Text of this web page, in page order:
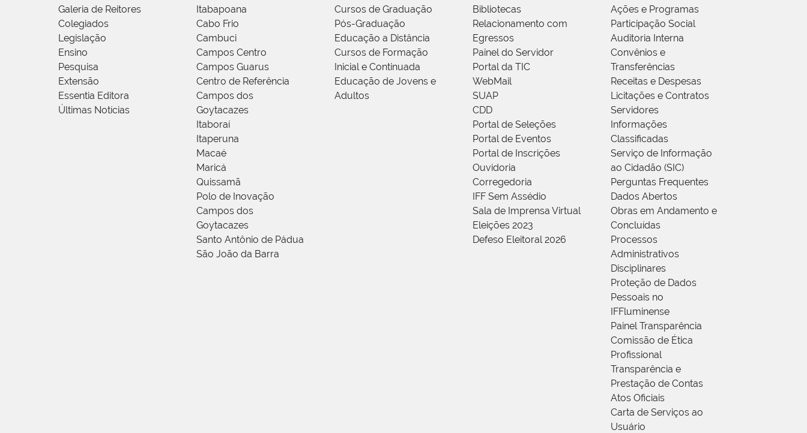
Galeria de Reitores
Colegiados
Legislação
Ensino
Pesquisa
Extensão
Essentia Editora
Últimas Notícias
Itabapoana
Cabo Frio
Cambuci
Campos Centro
Campos Guarus
Centro de Referência
Campos dos
Goytacazes
Itaboraí
Itaperuna
Macaé
Maricá
Quissamã
Polo de Inovação
Campos dos
Goytacazes
Santo Antônio de Pádua
São João da Barra
Cursos de Graduação
Pós-Graduação
Educação a Distância
Cursos de Formação
Inicial e Continuada
Educação de Jovens e
Adultos
Bibliotecas
Relacionamento com
Egressos
Painel do Servidor
Portal da TIC
WebMail
SUAP
CDD
Portal de Seleções
Portal de Eventos
Portal de Inscrições
Ouvidoria
Corregedoria
IFF Sem Assédio
Sala de Imprensa Virtual
Eleições 2023
Defeso Eleitoral 2026
Ações e Programas
Participação Social
Auditoria Interna
Convênios e
Transferências
Receitas e Despesas
Licitações e Contratos
Servidores
Informações
Classificadas
Serviço de Informação
ao Cidadão (SIC)
Perguntas Frequentes
Dados Abertos
Obras em Andamento e
Concluídas
Processos
Administrativos
Disciplinares
Proteção de Dados
Pessoais no
IFFluminense
Painel Transparência
Comissão de Ética
Profissional
Transparência e
Prestação de Contas
Atos Oficiais
Carta de Serviços ao
Usuário